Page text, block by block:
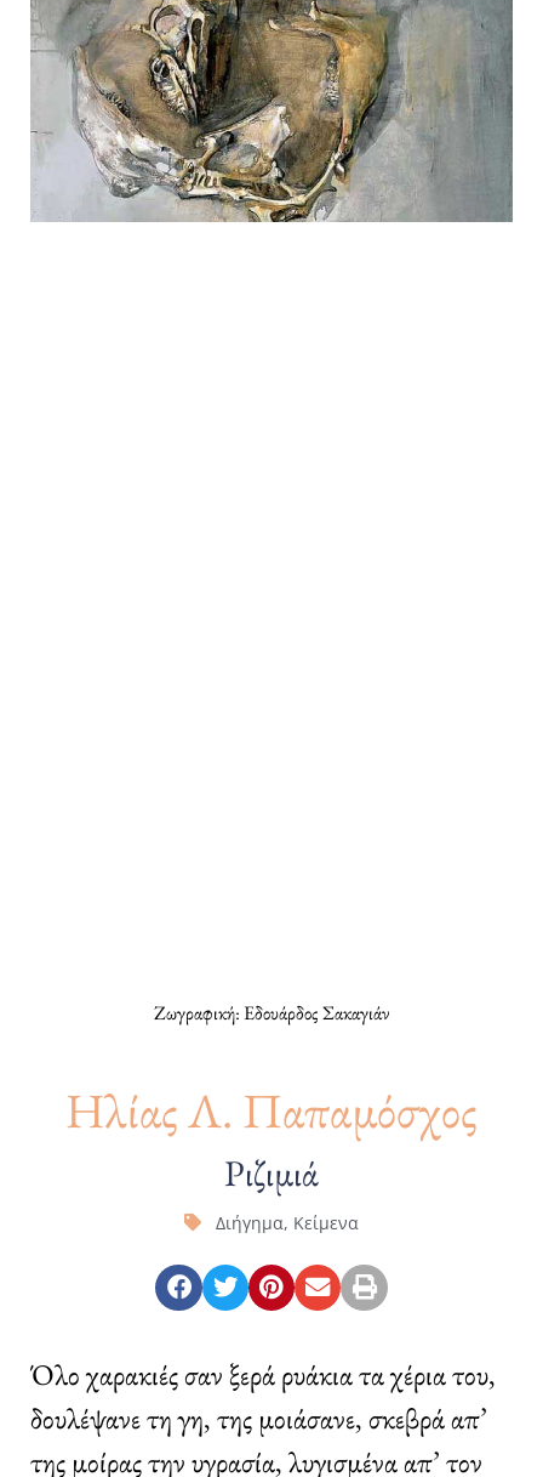
Ζωγραφική: Εδουάρδος Σακαγιάν
Ηλίας Λ. Παπαμόσχος
Ριζιμιά
Διήγημα, Κείμενα
Όλο χαρακιές σαν ξερά ρυάκια τα χέρια του,
δουλέψανε τη γη, της μοιάσανε, σκεβρά απ’
της μοίρας την υγρασία, λυγισμένα απ’ τον